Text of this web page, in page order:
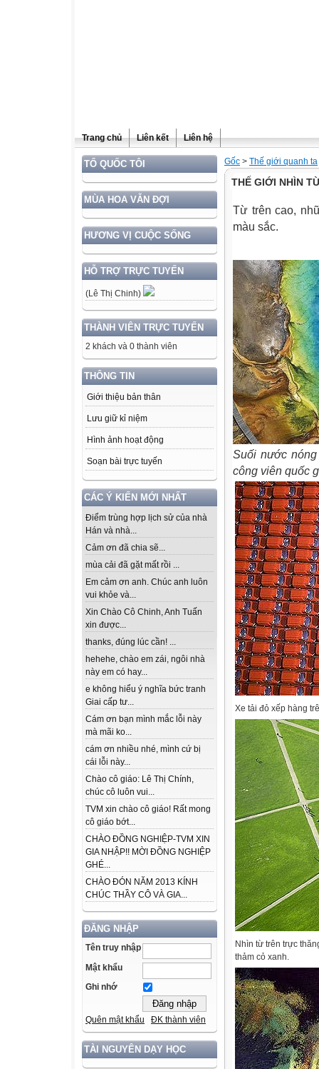
Trang chủ Liên kết Liên hệ
TỔ QUỐC TÔI
MÙA HOA VẪN ĐỢI
HƯƠNG VỊ CUỘC SỐNG
HỖ TRỢ TRỰC TUYẾN
(Lê Thị Chinh)
THÀNH VIÊN TRỰC TUYẾN
2 khách và 0 thành viên
THÔNG TIN
Giới thiệu bản thân
Lưu giữ kỉ niệm
Hình ảnh hoạt động
Soạn bài trực tuyến
CÁC Ý KIẾN MỚI NHẤT
Điểm trùng hợp lịch sử của nhà
Hán và nhà...
Cảm ơn đã chia sẽ...
mùa cải đã gặt mất rồi ...
Em cảm ơn anh. Chúc anh luôn
vui khỏe và...
Xin Chào Cô Chinh, Anh Tuấn
xin được...
thanks, đúng lúc cần! ...
hehehe, chào em zái, ngôi nhà
này em có hay...
e không hiểu ý nghĩa bức tranh
Giai cấp tư...
Cám ơn bạn mình mắc lỗi này
mà mãi ko...
cám ơn nhiều nhé, mình cứ bị
cái lỗi này...
Chào cô giáo: Lê Thị Chính,
chúc cô luôn vui...
TVM xin chào cô giáo! Rất mong
cô giáo bớt...
CHÀO ĐỒNG NGHIỆP-TVM XIN
GIA NHẬP!! MỜI ĐỒNG NGHIỆP
GHÉ...
CHÀO ĐÓN NĂM 2013 KÍNH
CHÚC THẦY CÔ VÀ GIA...
ĐĂNG NHẬP
Tên truy nhập
Mật khẩu
Ghi nhớ
Quên mật khẩu ĐK thành viên
TÀI NGUYÊN DẠY HỌC
Gốc > Thế giới quanh ta
THẾ GIỚI NHÌN
Từ trên cao,
màu sắc.
Suối nước
công viên quốc
Xe tải đỏ xếp hàng
Nhìn từ trên trực
thảm cỏ xanh.